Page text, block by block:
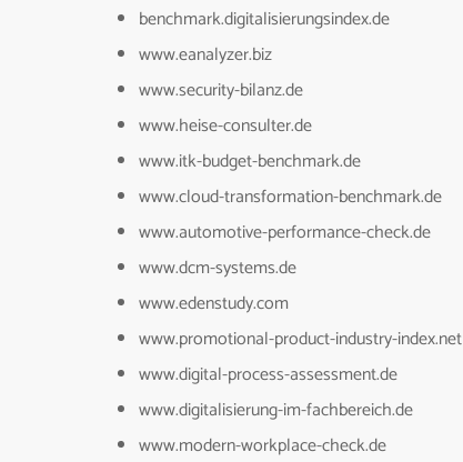
benchmark.digitalisierungsindex.de
www.eanalyzer.biz
www.security-bilanz.de
www.heise-consulter.de
www.itk-budget-benchmark.de
www.cloud-transformation-benchmark.de
www.automotive-performance-check.de
www.dcm-systems.de
www.edenstudy.com
www.promotional-product-industry-index.net
www.digital-process-assessment.de
www.digitalisierung-im-fachbereich.de
www.modern-workplace-check.de